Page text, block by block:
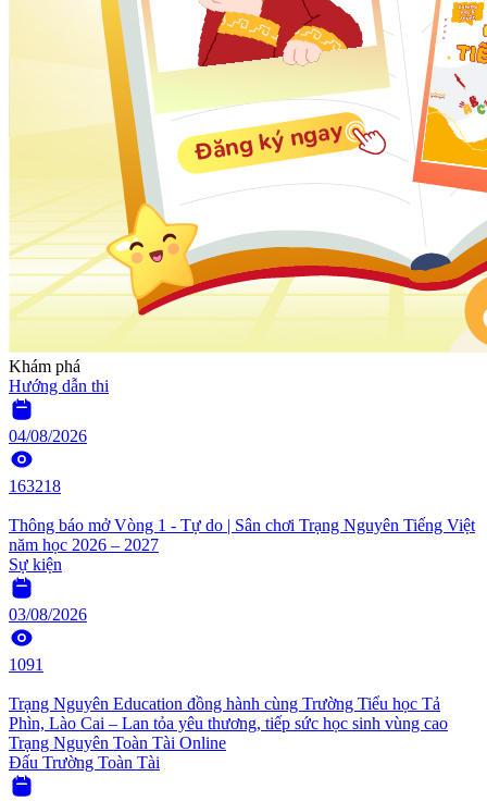
Khám phá
Hướng dẫn thi
04/08/2026
163218
Thông báo mở Vòng 1 - Tự do | Sân chơi Trạng Nguyên Tiếng Việt
năm học 2026 – 2027
Sự kiện
03/08/2026
1091
Trạng Nguyên Education đồng hành cùng Trường Tiểu học Tả
Phìn, Lào Cai – Lan tỏa yêu thương, tiếp sức học sinh vùng cao
Trạng Nguyên Toàn Tài Online
Đấu Trường Toàn Tài